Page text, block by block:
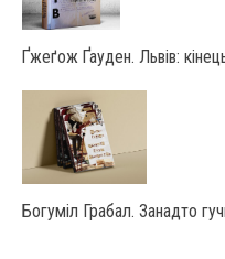
Ґжеґож Ґауден. Львів:
Богуміл Грабал. Занадто